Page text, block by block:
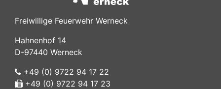
Freiwillige Feuerwehr Werneck
Hahnenhof 14
D-97440 Werneck
+49 (0) 9722 94 17 22
+49 (0) 9722 94 17 23